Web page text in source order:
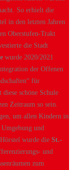
So erhielt die
in den letzten Jahren
Oberstufen-Trakt
die Stadt
wurde 2020/2021
der Offenen
für
schöne Schule
Zeitraum so sein.
um allen Kindern in
und
wurde die St.-
und
zum